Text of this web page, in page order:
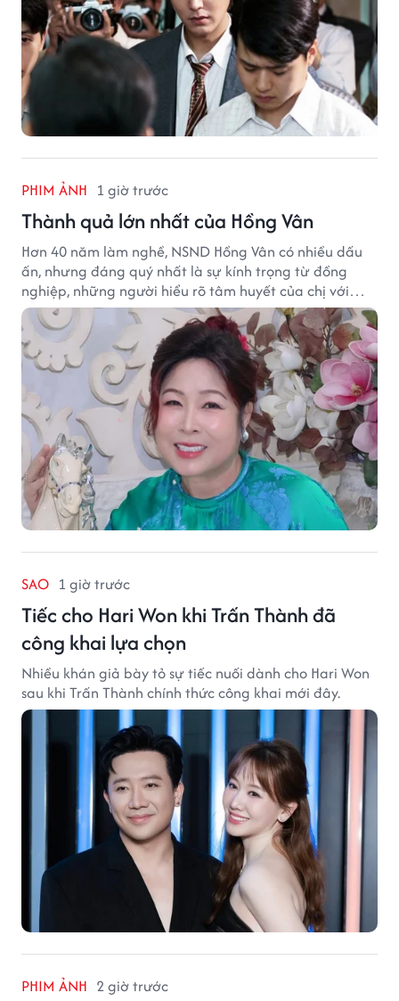
PHIM ẢNH 1 giờ trước
Thành quả lớn nhất của Hồng Vân
Hơn 40 năm làm nghề, NSND Hồng Vân có nhiều dấu
ấn, nhưng đáng quý nhất là sự kính trọng từ đồng
nghiệp, những người hiểu rõ tâm huyết của chị với
nghệ thuật.
SAO 1 giờ trước
Tiếc cho Hari Won khi Trấn Thành đã
công khai lựa chọn
Nhiều khán giả bày tỏ sự tiếc nuối dành cho Hari Won
sau khi Trấn Thành chính thức công khai mới đây.
PHIM ẢNH 2 giờ trước